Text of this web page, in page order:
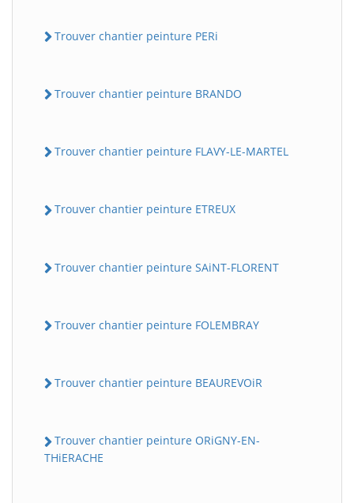
Trouver chantier peinture PERi
Trouver chantier peinture BRANDO
Trouver chantier peinture FLAVY-LE-MARTEL
Trouver chantier peinture ETREUX
Trouver chantier peinture SAiNT-FLORENT
Trouver chantier peinture FOLEMBRAY
Trouver chantier peinture BEAUREVOiR
Trouver chantier peinture ORiGNY-EN-
THiERACHE